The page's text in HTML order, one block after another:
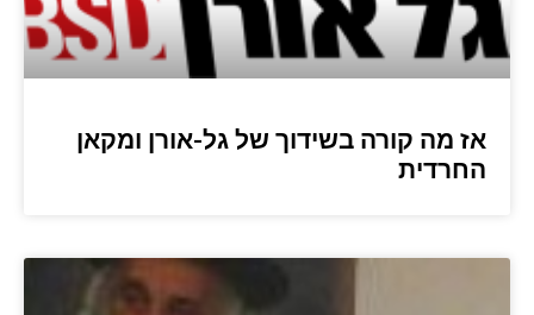
אז מה קורה בשידוך של גל-אורן ומקאן
החרדית